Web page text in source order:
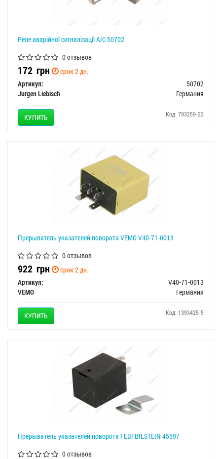
Реле аварiйної сигналiзацiї AIC 50702
0 отзывов
172 грн
срок 2 дн.
Артикул:
50702
Jurgen Liebisch
Германия
КУПИТЬ Код: 793259-23
Прерыватель указателей поворота VEMO V40-71-0013
0 отзывов
922 грн
срок 2 дн.
Артикул:
V40-71-0013
VEMO
Германия
КУПИТЬ Код: 1393425-5
Прерыватель указателей поворота FEBI BILSTEIN 45597
0 отзывов